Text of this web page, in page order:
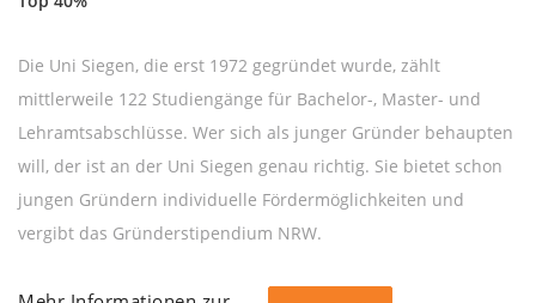
Die Uni Siegen, die erst 1972 gegründet wurde, zählt
mittlerweile 122 Studiengänge für Bachelor-, Master- und
Lehramtsabschlüsse. Wer sich als junger Gründer behaupten
will, der ist an der Uni Siegen genau richtig. Sie bietet schon
jungen Gründern individuelle Fördermöglichkeiten und
vergibt das Gründerstipendium NRW.